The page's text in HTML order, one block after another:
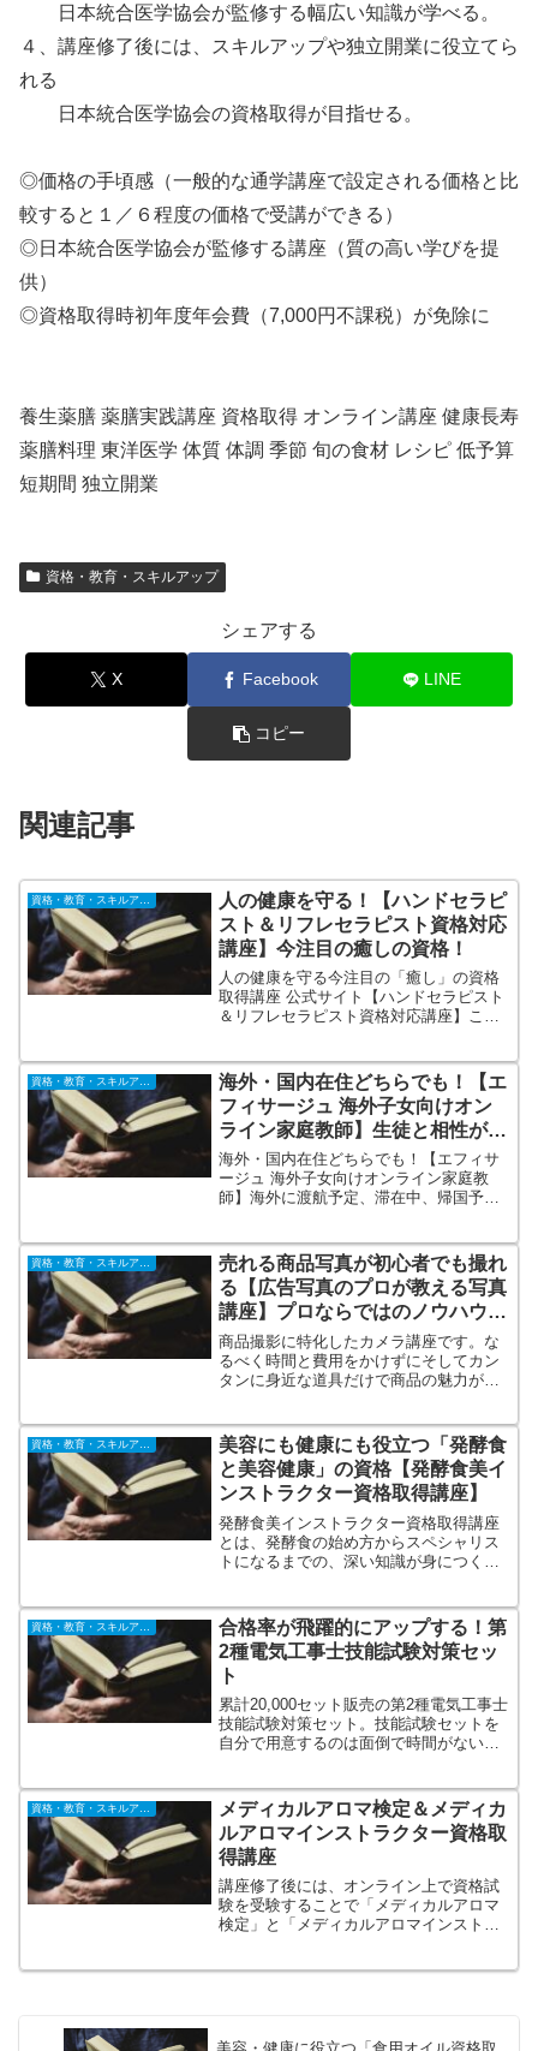
日本統合医学協会が監修する幅広い知識が学べる。
４、講座修了後には、スキルアップや独立開業に役立てら
れる
日本統合医学協会の資格取得が目指せる。
◎価格の手頃感（一般的な通学講座で設定される価格と比
較すると１／６程度の価格で受講ができる）
◎日本統合医学協会が監修する講座（質の高い学びを提
供）
◎資格取得時初年度年会費（7,000円不課税）が免除に
養生薬膳 薬膳実践講座 資格取得 オンライン講座 健康長寿
薬膳料理 東洋医学 体質 体調 季節 旬の食材 レシピ 低予算
短期間 独立開業
資格・教育・スキルアップ
シェアする
X Facebook LINE
コピー
関連記事
人の健康を守る！【ハンドセラピ
スト＆リフレセラピスト資格対応
講座】今注目の癒しの資格！
人の健康を守る今注目の「癒し」の資格
取得講座 公式サイト【ハンドセラピスト
＆リフレセラピスト資格対応講座】この
身につけ、心と体のバランスを整えなが
ら、日常の健康維持に役立てられる内容
です。
海外・国内在住どちらでも！【エ
フィサージュ 海外子女向けオン
ライン家庭教師】生徒と相性がい
い講師をマッチング
海外・国内在住どちらでも！【エフィサ
ージュ 海外子女向けオンライン家庭教
師】海外に渡航予定、滞在中、帰国予定
日本の学習状況が掴みづらいことが多い
ため不安に思う親御さんが多くいます。
そういった方たちのサポートもしていま
す。
資格・教育・スキルアップ
売れる商品写真が初心者でも撮れ
る【広告写真のプロが教える写真
講座】プロならではのノウハウで
短時間、低予算、簡単、しかも魅
力的に
商品撮影に特化したカメラ講座です。な
るべく時間と費用をかけずにそしてカン
タンに身近な道具だけで商品の魅力が一
者でもカンタンにプロ並みの写真が撮れ
るコツを業界トップクラスのプロが公開
資格・教育・スキルアップ
美容にも健康にも役立つ「発酵食
と美容健康」の資格【発酵食美イ
ンストラクター資格取得講座】
発酵食美インストラクター資格取得講座
とは、発酵食の始め方からスペシャリス
トになるまでの、深い知識が身につく講
います。全く初心者の方から、教室を開
けるくらいの深い知識まで、基礎からし
っかりと学んでいただけます。
合格率が飛躍的にアップする！第
2種電気工事士技能試験対策セッ
ト
累計20,000セット販売の第2種電気工事士
技能試験対策セット。技能試験セットを
自分で用意するのは面倒で時間がない。
材料もないという方は全て揃ってるので
安心！これ１つで実技試験対策はバッチ
リ！
資格・教育・スキルアップ
メディカルアロマ検定＆メディカ
ルアロマインストラクター資格取
得講座
講座修了後には、オンライン上で資格試
験を受験することで「メディカルアロマ
検定」と「メディカルアロマインストラ